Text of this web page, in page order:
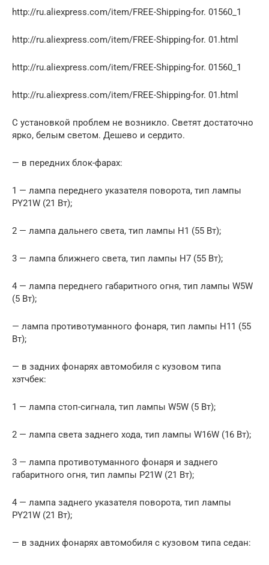
http://ru.aliexpress.com/item/FREE-Shipping-for. 01560_1
http://ru.aliexpress.com/item/FREE-Shipping-for. 01.html
http://ru.aliexpress.com/item/FREE-Shipping-for. 01560_1
http://ru.aliexpress.com/item/FREE-Shipping-for. 01.html
С установкой проблем не возникло. Светят достаточно
ярко, белым светом. Дешево и сердито.
— в передних блок-фарах:
1 — лампа переднего указателя поворота, тип лампы
PY21W (21 Вт);
2 — лампа дальнего света, тип лампы Н1 (55 Вт);
3 — лампа ближнего света, тип лампы Н7 (55 Вт);
4 — лампа переднего габаритного огня, тип лампы W5W
(5 Вт);
— лампа противотуманного фонаря, тип лампы Н11 (55
Вт);
— в задних фонарях автомобиля с кузовом типа
хэтчбек:
1 — лампа стоп-сигнала, тип лампы W5W (5 Вт);
2 — лампа света заднего хода, тип лампы W16W (16 Вт);
3 — лампа противотуманного фонаря и заднего
габаритного огня, тип лампы P21W (21 Вт);
4 — лампа заднего указателя поворота, тип лампы
PY21W (21 Вт);
— в задних фонарях автомобиля с кузовом типа седан: